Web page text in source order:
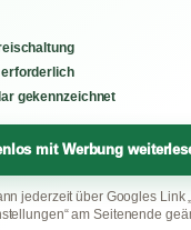
erforderlich
gekennzeichnet
mit Werbung
jederzeit über Googles Link
am Seitenende